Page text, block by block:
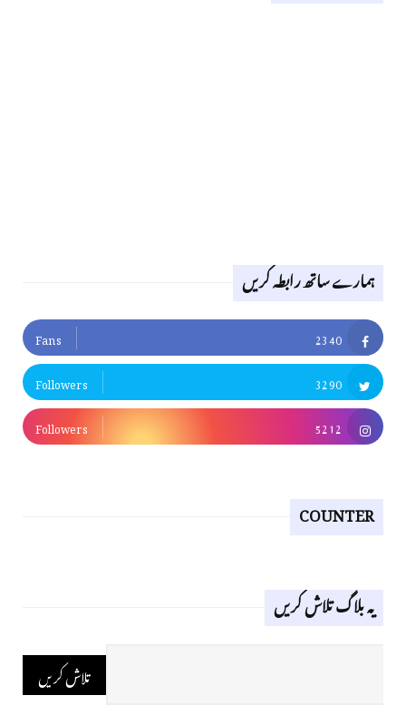
ہمارے ساتھ رابطہ کریں
2340
Fans
3290
Followers
5212
Followers
COUNTER
یہ بلاگ تلاش کریں